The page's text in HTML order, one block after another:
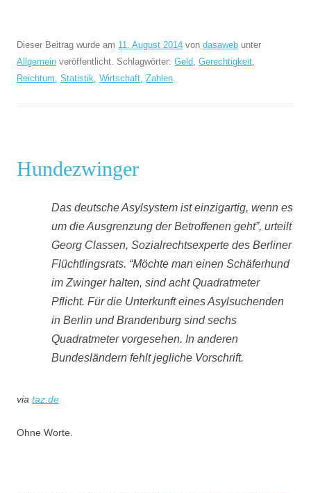
Dieser Beitrag wurde am 11. August 2014 von dasaweb unter
Allgemein veröffentlicht. Schlagwörter: Geld, Gerechtigkeit,
Reichtum, Statistik, Wirtschaft, Zahlen.
Hundezwinger
Das deutsche Asylsystem ist einzigartig, wenn es
um die Ausgrenzung der Betroffenen geht”, urteilt
Georg Classen, Sozialrechtsexperte des Berliner
Flüchtlingsrats. “Möchte man einen Schäferhund
im Zwinger halten, sind acht Quadratmeter
Pflicht. Für die Unterkunft eines Asylsuchenden
in Berlin und Brandenburg sind sechs
Quadratmeter vorgesehen. In anderen
Bundesländern fehlt jegliche Vorschrift.
via taz.de
Ohne Worte.